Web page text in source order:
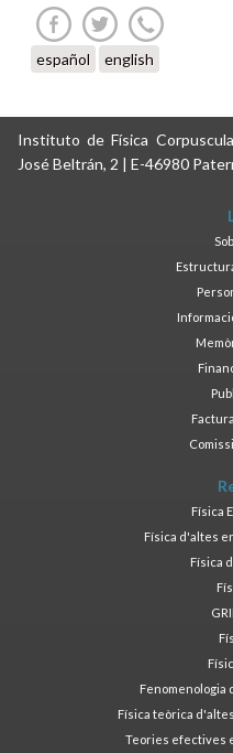
español english
Instituto de Física
José Beltrán, 2 | E-46980
Física
Física d'altes
Física
Fenomenologia
Física teòrica
Teories efectives